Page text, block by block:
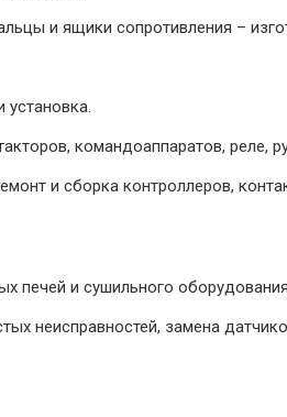
и ящики сопротивления –
установка.
командоаппаратов, реле,
и сборка контроллеров,
печей и сушильного
неисправностей, замена